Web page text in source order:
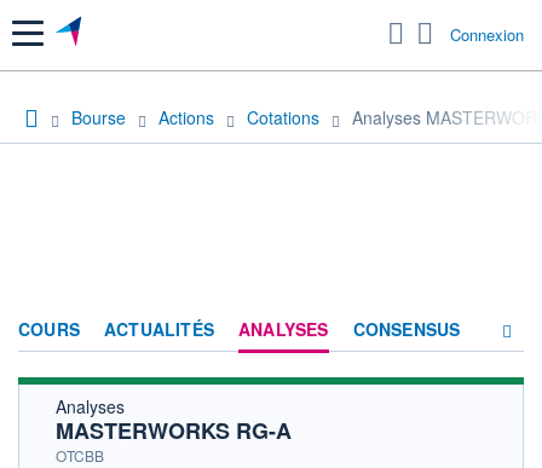
Menu Connexion
Bourse Actions Cotations Analyses
COURS ACTUALITÉS ANALYSES CONSENSUS
Analyses
MASTERWORKS RG-A
OTCBB